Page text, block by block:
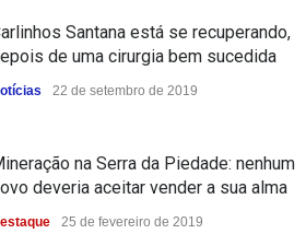
Santana está se recuperando,
de uma cirurgia bem sucedida
22 de setembro de 2019
na Serra da Piedade: nenhum
deveria aceitar vender a sua alma
25 de fevereiro de 2019